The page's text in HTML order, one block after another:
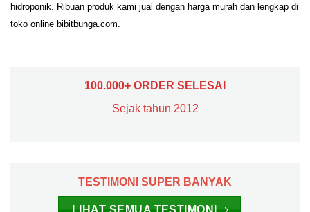
hidroponik. Ribuan produk kami jual dengan harga murah dan lengkap di
toko online bibitbunga.com.
100.000+ ORDER SELESAI
Sejak tahun 2012
TESTIMONI SUPER BANYAK